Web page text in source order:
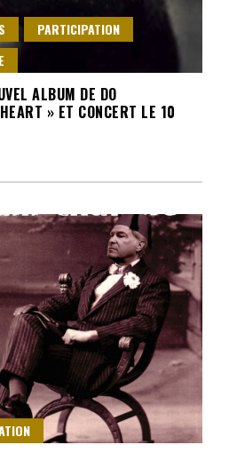
PARTICIPATION
ALBUM DE DO
» ET CONCERT LE 10